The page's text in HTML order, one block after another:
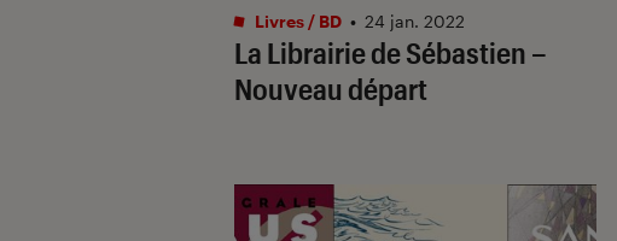
La Librairie de Sébastien –
Nouveau départ
Livres / BD • 24 jan. 2022